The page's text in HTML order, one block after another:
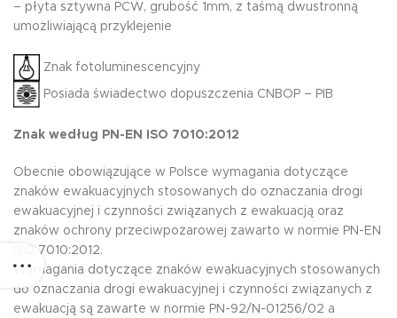
– płyta sztywna PCW, grubość 1mm, z taśmą dwustronną
umożliwiającą przyklejenie
Znak fotoluminescencyjny
Posiada świadectwo dopuszczenia CNBOP – PIB
Znak według PN-EN ISO 7010:2012
Obecnie obowiązujące w Polsce wymagania dotyczące
znaków ewakuacyjnych stosowanych do oznaczania drogi
ewakuacyjnej i czynności związanych z ewakuacją oraz
znaków ochrony przeciwpożarowej zawarto w normie PN-EN
ISO 7010:2012.
Wymagania dotyczące znaków ewakuacyjnych stosowanych
do oznaczania drogi ewakuacyjnej i czynności związanych z
ewakuacją są zawarte w normie PN-92/N-01256/02 a